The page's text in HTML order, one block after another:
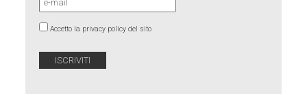
Accetto la privacy policy del sito